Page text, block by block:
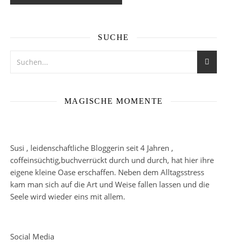
SUCHE
MAGISCHE MOMENTE
Susi , leidenschaftliche Bloggerin seit 4 Jahren ,
coffeinsüchtig,buchverrückt durch und durch, hat hier ihre
eigene kleine Oase erschaffen. Neben dem Alltagsstress
kam man sich auf die Art und Weise fallen lassen und die
Seele wird wieder eins mit allem.
Social Media